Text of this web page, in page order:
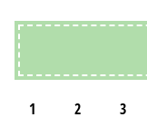
1 2 3